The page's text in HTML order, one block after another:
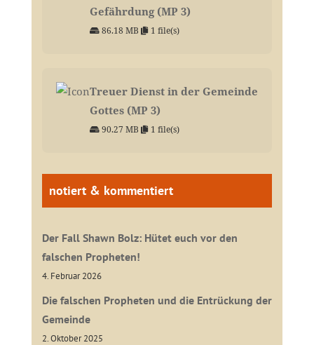
Gefährdung (MP 3)
86.18 MB 1 file(s)
Treuer Dienst in der Gemeinde
Gottes (MP 3)
90.27 MB 1 file(s)
notiert & kommentiert
Der Fall Shawn Bolz: Hütet euch vor den
falschen Propheten!
4. Februar 2026
Die falschen Propheten und die Entrückung der
Gemeinde
2. Oktober 2025